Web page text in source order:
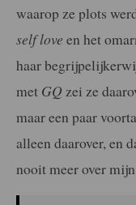
waarop ze plots
self love en het
haar
met GQ zei ze
maar een paar
alleen daarover, en
nooit meer over